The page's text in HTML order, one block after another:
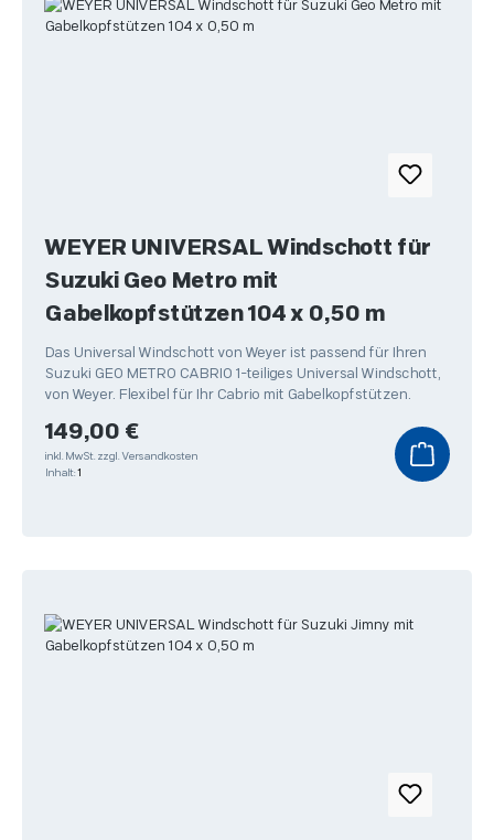
WEYER UNIVERSAL Windschott für
Suzuki Geo Metro mit
Gabelkopfstützen 104 x 0,50 m
Das Universal Windschott von Weyer ist passend für Ihren
Suzuki GEO METRO CABRIO 1-teiliges Universal Windschott,
von Weyer. Flexibel für Ihr Cabrio mit Gabelkopfstützen.
Regulärer Preis:
149,00 €
inkl. MwSt. zzgl. Versandkosten
Inhalt: 1